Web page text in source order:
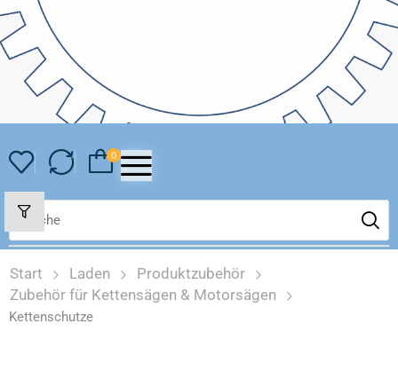
0
Start Laden
Produktzubehör
Zubehör für Kettensägen & Motorsägen
Kettenschutze